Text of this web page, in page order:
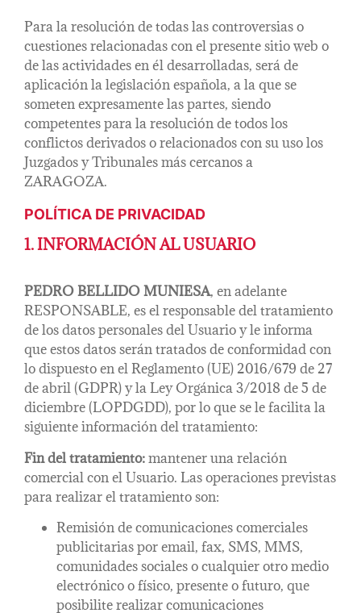
Para la resolución de todas las controversias o
cuestiones relacionadas con el presente sitio web o
de las actividades en él desarrolladas, será de
aplicación la legislación española, a la que se
someten expresamente las partes, siendo
competentes para la resolución de todos los
conflictos derivados o relacionados con su uso los
Juzgados y Tribunales más cercanos a
ZARAGOZA.
POLÍTICA DE PRIVACIDAD
1. INFORMACIÓN AL USUARIO
PEDRO BELLIDO MUNIESA, en adelante
RESPONSABLE, es el responsable del tratamiento
de los datos personales del Usuario y le informa
que estos datos serán tratados de conformidad con
lo dispuesto en el Reglamento (UE) 2016/679 de 27
de abril (GDPR) y la Ley Orgánica 3/2018 de 5 de
diciembre (LOPDGDD), por lo que se le facilita la
siguiente información del tratamiento:
Fin del tratamiento:mantener una relación
comercial con el Usuario. Las operaciones previstas
para realizar el tratamiento son:
Remisión de comunicaciones comerciales
publicitarias por email, fax, SMS, MMS,
comunidades sociales o cualquier otro medio
electrónico o físico, presente o futuro, que
posibilite realizar comunicaciones